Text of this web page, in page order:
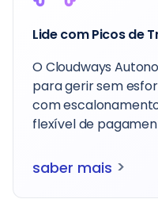
Suporte
Enquanto o suporte
parecer robótico, a
em fornecer ajuda
suporte humano ao
saber mais >